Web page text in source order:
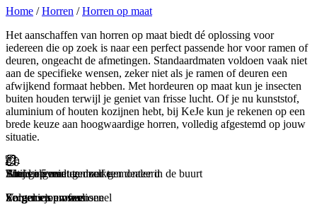
Home / Horren / Horren op maat
Het aanschaffen van horren op maat biedt dé oplossing voor
iedereen die op zoek is naar een perfect passende hor voor ramen of
deuren, ongeacht de afmetingen. Standaardmaten voldoen vaak niet
aan de specifieke wensen, zeker niet als je ramen of deuren een
afwijkend formaat hebben. Met hordeuren op maat kun je insecten
buiten houden terwijl je geniet van frisse lucht. Of je nu kunststof,
aluminium of houten kozijnen hebt, bij KeJe kun je rekenen op een
brede keuze aan hoogwaardige horren, volledig afgestemd op jouw
situatie.
Binnen 5 minuten zelf gemonteerd
En genieten maar
Thuis ingemeten door een dealer in de buurt
Secuur en professioneel
Altijd op maat gemaakt
Volgens jouw wensen
Snel geleverd
Zorgeloos en snel